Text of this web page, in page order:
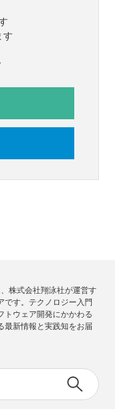
す
株式会社翔泳社が運営す
です。テクノロジー入門
トウェア開発にかかわる
最新情報と実践知をお届